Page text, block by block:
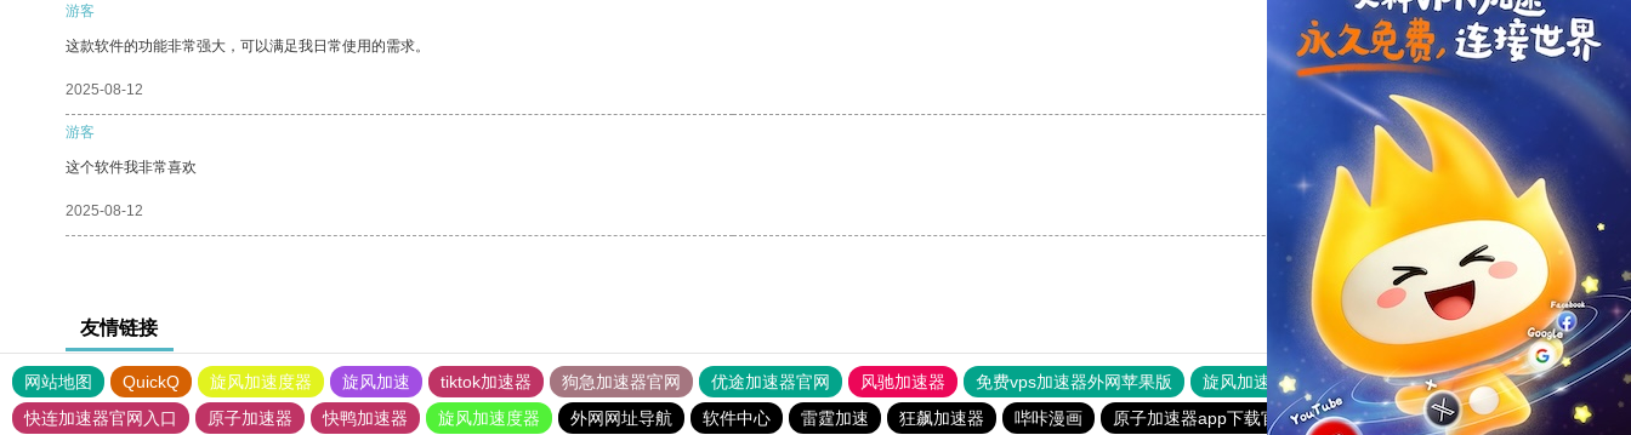
游客
这款软件的功能非常强大，可以满足我日常使用的需求。
2025-08-12 反对
游客
这个软件我非常喜欢
2025-08-12 反对[0]
友情链接
网站地图 QuickQ 旋风加速度器 旋风加速 tiktok加速器 狗急加速器官网 优途加速器官网 风驰加速器 免费vps加速器外网苹果版 旋风加速度器
快连加速器
快连加速器官网入口
原子加速器 快鸭加速器 旋风加速度器 外网网址导航 软件中心 雷霆加速 狂飙加速器 哔咔漫画 原子加速器app下载官网最新版 暴雪加速器 旋风加速